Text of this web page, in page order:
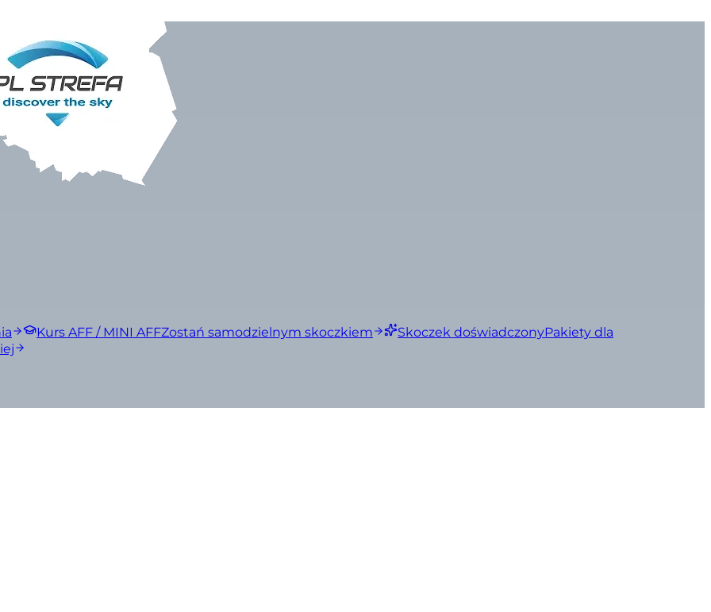
Kurs AFF / MINI AFFZostań samodzielnym skoczkiem Skoczek doświadczonyPakiety dla